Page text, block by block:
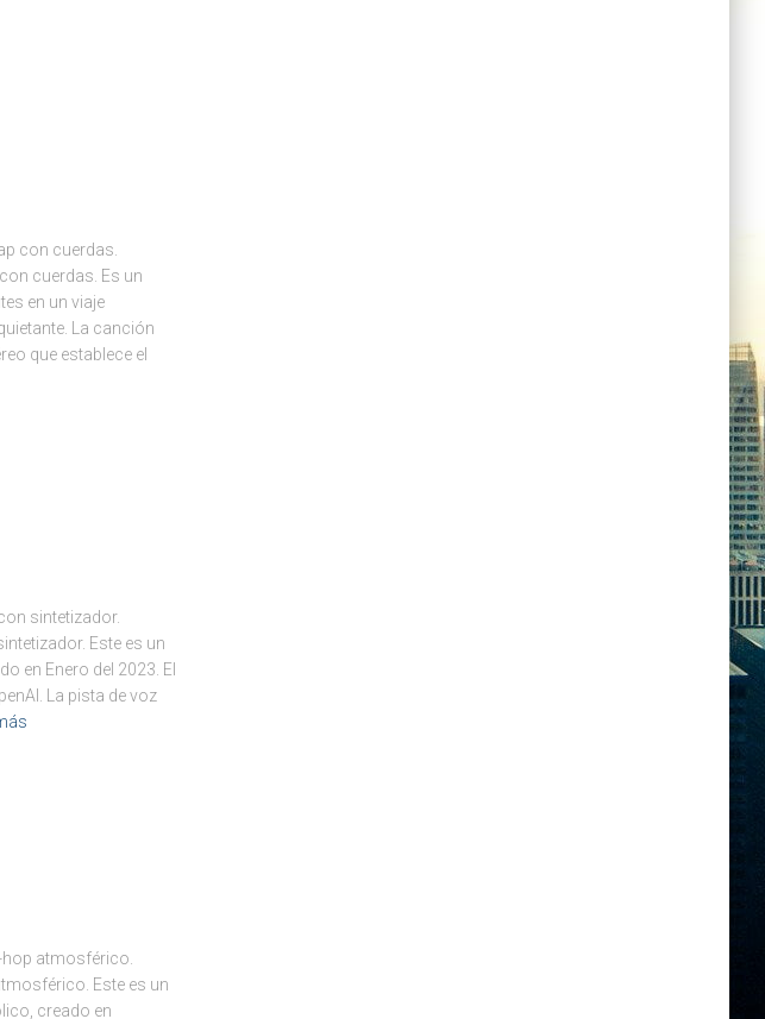
con cuerdas.
cuerdas. Es un
en un viaje
La canción
que establece el
sintetizador.
Este es un
en Enero del 2023. El
La pista de voz
atmosférico.
Este es un
creado en